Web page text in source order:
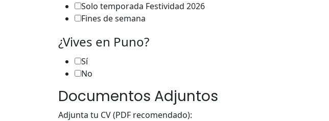
Solo temporada Festividad 2026
Fines de semana
Indique
Teléfono
en
¿Vives en Puno?
Sí
No
Documentos Adjuntos
Adjunta tu CV (PDF recomendado):